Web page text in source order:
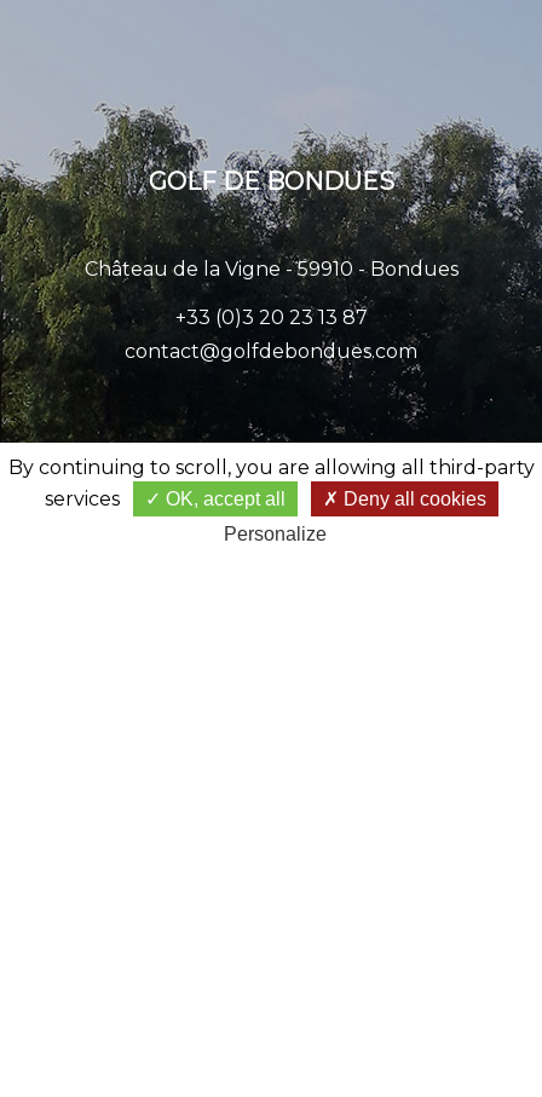
GOLF DE BONDUES
Château de la Vigne - 59910 - Bondues
+33 (0)3 20 23 13 87
contact@golfdebondues.com
NOUS CONTACTER
By continuing to scroll,you are allowing all third-party
services
OK, accept all
Deny all cookies
Personalize